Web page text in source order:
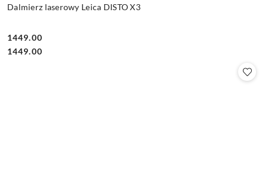
Dalmierz laserowy Leica DISTO X3
Cena:
1449.00
Cena:
1449.00